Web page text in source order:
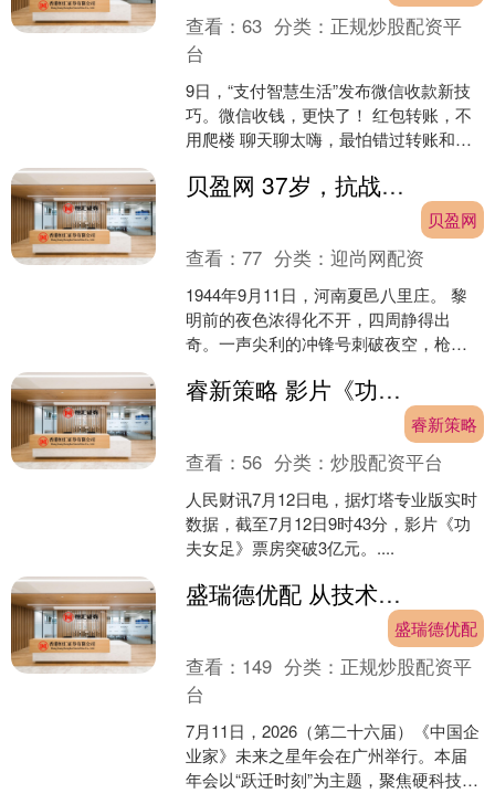
查看：63 分类： 正规炒股配资平
台
9日，“支付智慧生活”发布微信收款新技
巧。微信收钱，更快了！ 红包转账，不
用爬楼 聊天聊太嗨，最怕错过转账和红
有未领取的....
贝盈网 37岁，抗战胜利前一年，他倒在一颗流弹下——妻子怀孕三个月
贝盈网
查看：77 分类：迎尚网配资
1944年9月11日，河南夏邑八里庄。 黎
明前的夜色浓得化不开，四周静得出
奇。一声尖利的冲锋号刺破夜空，枪声
续了一整夜。天亮....
睿新策略 影片《功夫女足》票房突破3亿元
睿新策略
查看： 56 分类：炒股配资平台
人民财讯7月12日电，据灯塔专业版实时
数据，截至7月12日9时43分，影片《功
夫女足》票房突破3亿元。....
盛瑞德优配 从技术突破到产业落地，冯兴亚解码广汽的创新实践路径
盛瑞德优配
查看： 149 分类： 正规炒股配资平
台
7月11日，2026（第二十六届）《中国企
业家》未来之星年会在广州举行。本届
年会以“跃迁时刻”为主题，聚焦硬科技与